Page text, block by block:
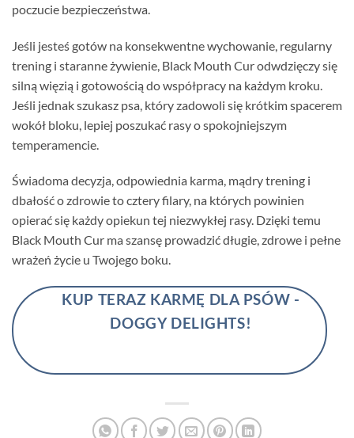
poczucie bezpieczeństwa.
Jeśli jesteś gotów na konsekwentne wychowanie, regularny
trening i staranne żywienie, Black Mouth Cur odwdzięczy się
silną więzią i gotowością do współpracy na każdym kroku.
Jeśli jednak szukasz psa, który zadowoli się krótkim spacerem
wokół bloku, lepiej poszukać rasy o spokojniejszym
temperamencie.
Świadoma decyzja, odpowiednia karma, mądry trening i
dbałość o zdrowie to cztery filary, na których powinien
opierać się każdy opiekun tej niezwykłej rasy. Dzięki temu
Black Mouth Cur ma szansę prowadzić długie, zdrowe i pełne
wrażeń życie u Twojego boku.
KUP TERAZ KARMĘ DLA PSÓW -
DOGGY DELIGHTS!